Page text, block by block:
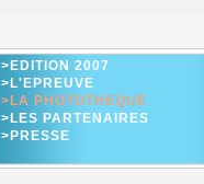
>EDITION 2007
>L'EPREUVE
>LA PHOTOTHEQUE
>LES PARTENAIRES
>PRESSE